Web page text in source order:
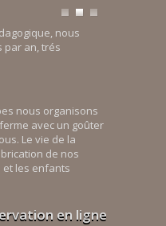
nous
par an, trés
nous organisons
avec un goûter
Le vie de la
de nos
et les enfants
en ligne